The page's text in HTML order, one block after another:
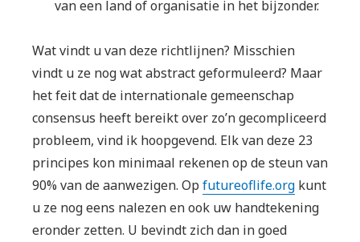
van een land of organisatie in het bijzonder.
Wat vindt u van deze richtlijnen? Misschien
vindt u ze nog wat abstract geformuleerd? Maar
het feit dat de internationale gemeenschap
consensus heeft bereikt over zo’n gecompliceerd
probleem, vind ik hoopgevend. Elk van deze 23
principes kon minimaal rekenen op de steun van
90% van de aanwezigen. Op futureoflife.org kunt
u ze nog eens nalezen en ook uw handtekening
eronder zetten. U bevindt zich dan in goed